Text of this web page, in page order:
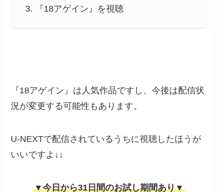
『18アゲイン』を視聴
『18アゲイン』は人気作品ですし、今後は配信状
況が変更する可能性もあります。
U-NEXTで配信されているうちに視聴したほうが
いいですよ↓↓
▼今日から31日間のお試し期間あり▼